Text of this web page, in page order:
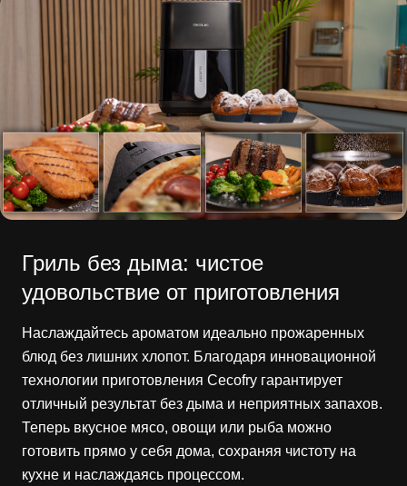
Гриль без дыма: чистое
удовольствие от приготовления
Наслаждайтесь ароматом идеально прожаренных
блюд без лишних хлопот. Благодаря инновационной
технологии приготовления Cecofry гарантирует
отличный результат без дыма и неприятных запахов.
Теперь вкусное мясо, овощи или рыба можно
готовить прямо у себя дома, сохраняя чистоту на
кухне и наслаждаясь процессом.